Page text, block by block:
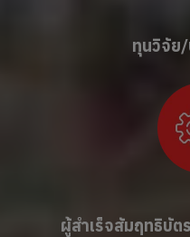
ทุนวิจัย
ผู้สำเร็จสัมฤทธิบั